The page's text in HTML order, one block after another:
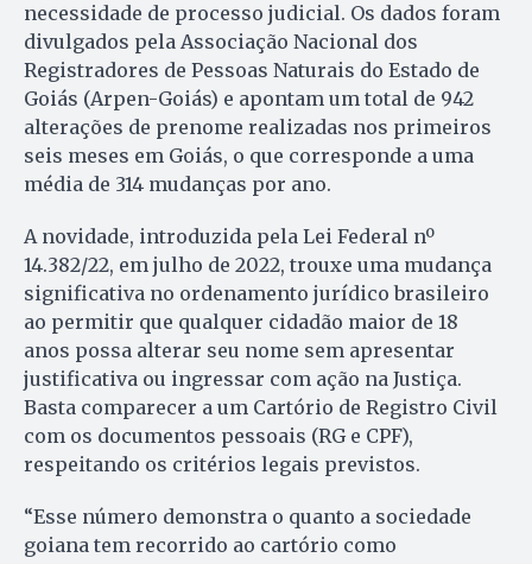
necessidade de processo judicial. Os dados foram
divulgados pela Associação Nacional dos
Registradores de Pessoas Naturais do Estado de
Goiás (Arpen-Goiás) e apontam um total de 942
alterações de prenome realizadas nos primeiros
seis meses em Goiás, o que corresponde a uma
média de 314 mudanças por ano.
A novidade, introduzida pela Lei Federal nº
14.382/22, em julho de 2022, trouxe uma mudança
significativa no ordenamento jurídico brasileiro
ao permitir que qualquer cidadão maior de 18
anos possa alterar seu nome sem apresentar
justificativa ou ingressar com ação na Justiça.
Basta comparecer a um Cartório de Registro Civil
com os documentos pessoais (RG e CPF),
respeitando os critérios legais previstos.
“Esse número demonstra o quanto a sociedade
goiana tem recorrido ao cartório como